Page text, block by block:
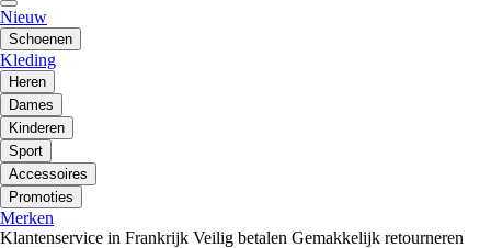
Nieuw
Schoenen
Kleding
Heren
Dames
Kinderen
Sport
Accessoires
Promoties
Merken
Klantenservice in Frankrijk Veilig betalen Gemakkelijk retourneren